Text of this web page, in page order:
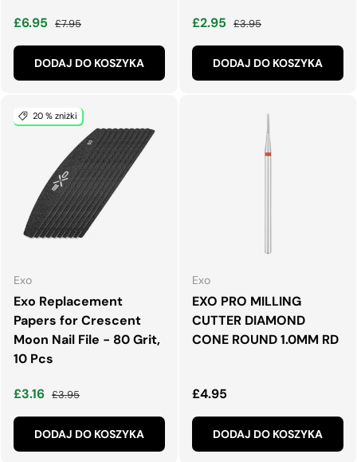
Cena wyprzedaży
£6.95 Normalna cena
£7.95
DODAJ DO KOSZYKA
Cena wyprzedaży
£2.95 Normalna cena
£3.95
DODAJ DO KOSZYKA
20 % zniżki
Exo
Exo Replacement
Papers for Crescent
Moon Nail File - 80 Grit,
10 Pcs
Cena wyprzedaży
£3.16 Normalna cena
£3.95
DODAJ DO KOSZYKA
Exo
EXO PRO MILLING
CUTTER DIAMOND
CONE ROUND 1.0MM RD
Normalna cena
£4.95
DODAJ DO KOSZYKA